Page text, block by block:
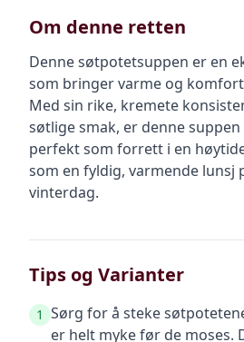
Om denne retten
Denne søtpotetsuppen er en
som bringer varme og
Med sin rike, kremete
søtlige smak, er denne
perfekt som forrett i en
som en fyldig, varmende lunsj
vinterdag.
Tips og Varianter
1 Sørg for å steke
er helt myke før de moses.